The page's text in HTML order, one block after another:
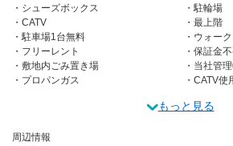
シューズボックス
駐輪場
CATV
最上階
駐車場1台無料
ウォー
フリーレント
保証金
敷地内ごみ置き場
当社管
プロパンガス
CATV使
もっと見る
周辺情報